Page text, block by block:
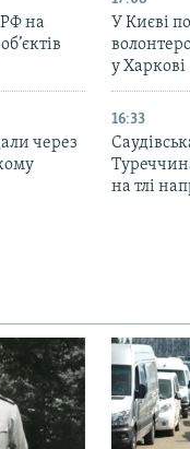
на
У Києві
у Харкові
через
16:33
на тлі